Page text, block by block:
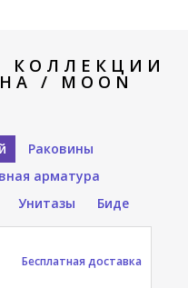
КОЛЛЕКЦИИ
/ MOON
Раковины
арматура
Унитазы Биде
Бесплатная доставка